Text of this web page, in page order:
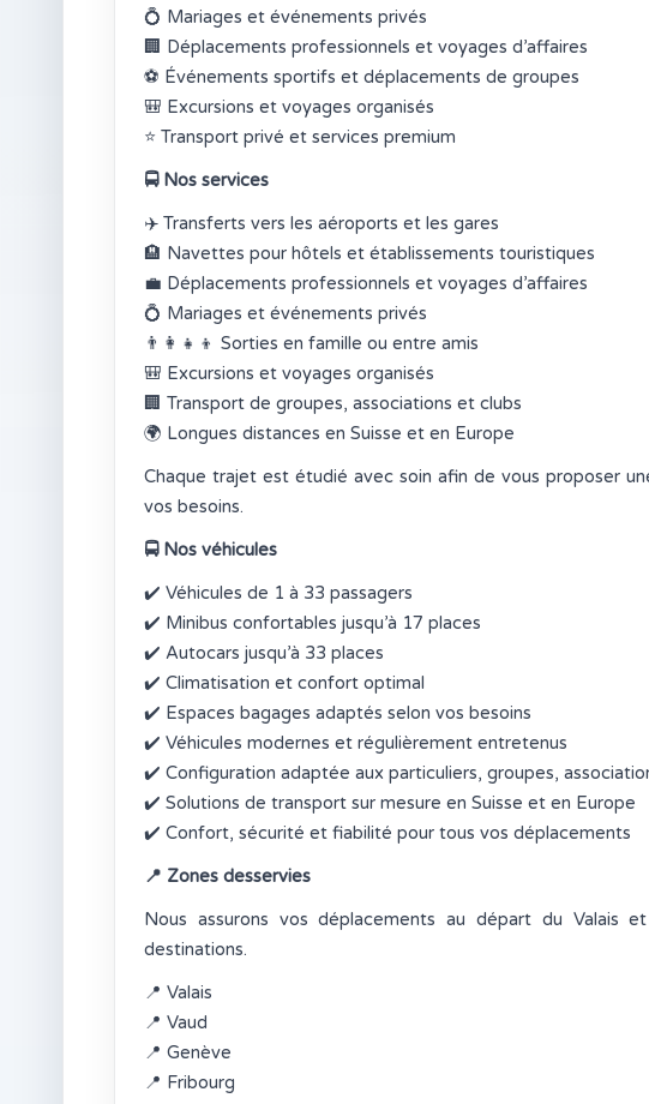
💍 Mariages et événements privés
🏢
Déplacements professionnels et voyages d’affaires
⚽ Événements sportifs et déplacements de groupes
🎒 Excursions et voyages organisés
⭐ Transport privé et services premium
🚍Nos services
✈️ Transferts vers les aéroports et les gares
🏨 Navettes pour hôtels et établissements touristiques
💼 Déplacements professionnels et voyages d’affaires
💍 Mariages et événements privés
👨‍👩‍👧‍👦 Sorties en famille ou entre amis
🎒 Excursions et voyages organisés
🏢 Transport de groupes, associations et clubs
🌍 Longues distances en Suisse et en Europe
Chaque trajet est étudié avec soin afin de vous proposer
vos besoins.
🚍Nos véhicules
✔️ Véhicules de 1 à 33 passagers
✔️ Minibus confortables jusqu’à 17 places
✔️ Autocars jusqu’à 33 places
✔️ Climatisation et confort optimal
✔️ Espaces bagages adaptés selon vos besoins
✔️ Véhicules modernes et régulièrement entretenus
✔️ Configuration adaptée aux particuliers, groupes,
✔️ Solutions de transport sur mesure en Suisse et en Europe
✔️ Confort, sécurité et fiabilité pour tous vos déplacements
📍 Zones desservies
Nous assurons vos déplacements au départ du Valais
destinations.
📍 Valais
📍 Vaud
📍 Genève
📍 Fribourg